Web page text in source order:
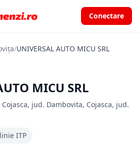
Conectare
/UNIVERSAL AUTO MICU SRL
MICU SRL
Cojasca, jud. Dambovita, Cojasca, jud.
ITP